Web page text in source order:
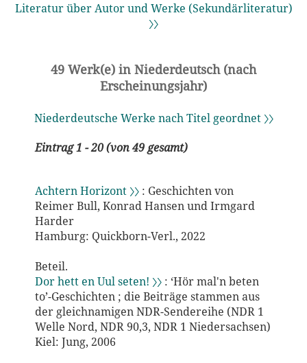
Literatur über Autor und Werke (Sekundärliteratur)
〉〉
49 Werk(e) in Niederdeutsch (nach
Erscheinungsjahr)
Niederdeutsche Werke nach Titel geordnet 〉〉
Eintrag 1 - 20 (von 49 gesamt)
Achtern Horizont 〉〉: Geschichten von
Reimer Bull, Konrad Hansen und Irmgard
Harder
Hamburg: Quickborn-Verl., 2022
Beteil.
Dor hett en Uul seten! 〉〉: ‘Hör mal'n beten
to’-Geschichten ; die Beiträge stammen aus
der gleichnamigen NDR-Sendereihe (NDR 1
Welle Nord, NDR 90,3, NDR 1 Niedersachsen)
Kiel: Jung, 2006